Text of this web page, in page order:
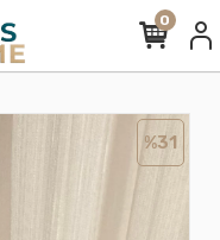
0
%31